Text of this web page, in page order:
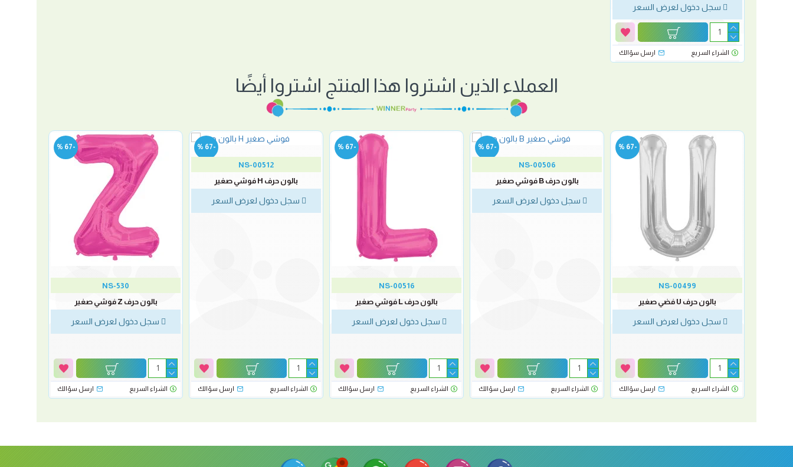
سجل دخول لعرض السعر
الشراء السريع ارسل سؤالك
العملاء الذين اشتروا هذا المنتج اشتروا أيضًا
-67 %
NS-00499
بالون حرف U فضي صغير
سجل دخول لعرض السعر
الشراء السريع ارسل سؤالك
-67 %
NS-00506
بالون حرف B فوشي صغير
سجل دخول لعرض السعر
الشراء السريع ارسل سؤالك
-67 %
NS-00516
بالون حرف L فوشي صغير
سجل دخول لعرض السعر
الشراء السريع ارسل سؤالك
-67 %
NS-00512
بالون حرف H فوشي صغير
سجل دخول لعرض السعر
الشراء السريع ارسل سؤالك
-67 %
NS-530
بالون حرف Z فوشي صغير
سجل دخول لعرض السعر
الشراء السريع ارسل سؤالك